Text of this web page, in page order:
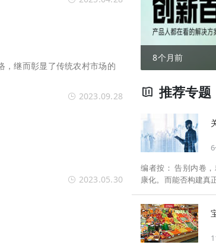
，继而彰显了传统农村市场的
2023.09.28
2023.05.30
8个月前
推荐专题
编者按： 告别内卷，就要拥抱确定的历史性机遇：未来食品健
康化。而能否构建真
《关于2025，关于
全球视野探寻中国机
谋篇布局，深挖“药食
道的爆品基因，从趋